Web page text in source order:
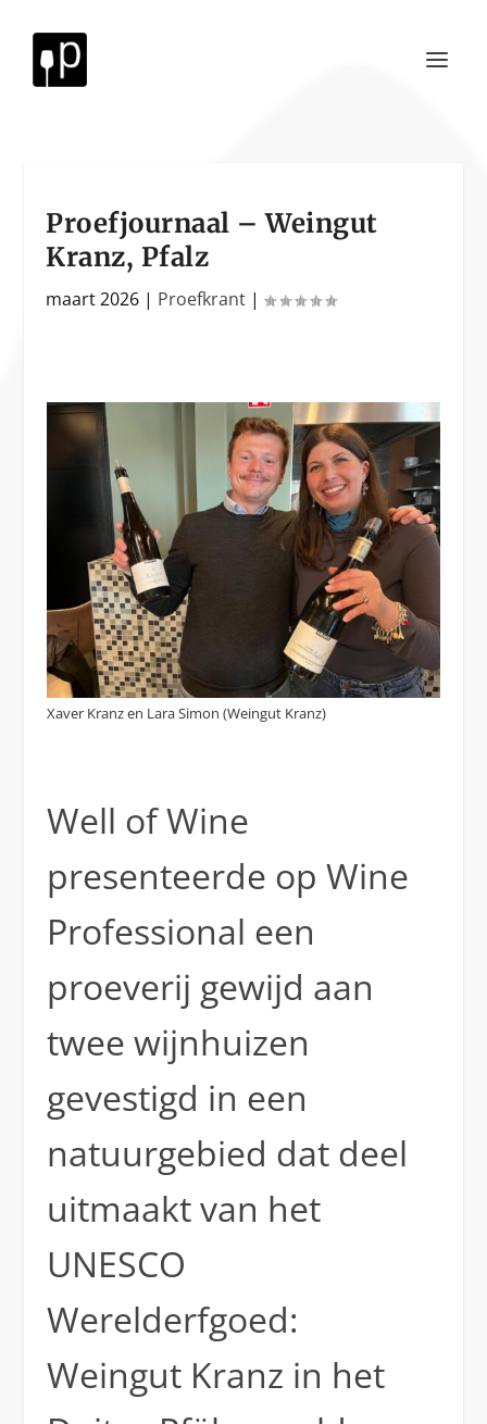
Proefjournaal – Weingut
Kranz, Pfalz
maart 2026 | Proefkrant |
Xaver Kranz en Lara Simon (Weingut Kranz)
Well of Wine
presenteerde op Wine
Professional een
proeverij gewijd aan
twee wijnhuizen
gevestigd in een
natuurgebied dat deel
uitmaakt van het
UNESCO
Werelderfgoed:
Weingut Kranz in het